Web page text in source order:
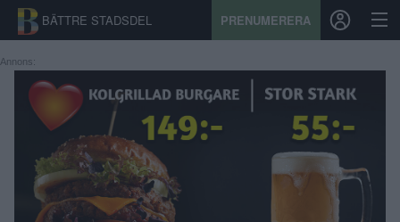
BÄTTRE STADSDEL PRENUMERERA
START
STADSDEL
PRENUMERATION
Annons: